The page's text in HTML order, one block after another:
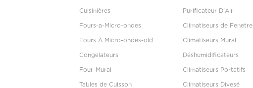
Cuisinières
Fours-a-Micro-ondes
Fours À Micro-ondes-old
Congelateurs
Four-Mural
Tables de Cuisson
Purificateur D'Air
Climatiseurs de Fenetre
Climatiseurs Mural
Déshumidificateurs
Climatiseurs Portatifs
Climatiseurs Divesé